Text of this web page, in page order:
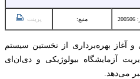
منبع: پرینت
آغاز بهره‌برداری از نخستین سیستم
آزمایشگاه بیولوژیکی و دی‌ان‌ای
می‌دهد.